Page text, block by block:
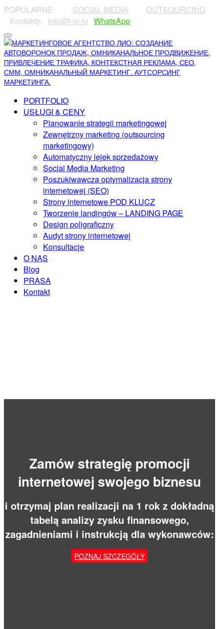
POPULARNE: SOCIAL MEDIA OUTSOURCING
⠀Kontakty:⠀ info@l-io.ru WhatsApp
PORTFOLIO
USŁUGI & CENY
Planowanie strategii marketingowej
Zewnętrzny marketing (outsourcing
marketingowy)
Automatyczny lejek sprzedażowy
Social Media Marketing
Poszukiwawcza optymalizacja strony
internetowej (SEO)
Strony internetowe POD KLUCZ
Tworzenie landingów – LANDING PAGE
Design poligraficzny
Audyt strony internetowej
Konsultacje
O NAS
Blog
PRASA
Kontakt
Zamów strategię promocji
internetowej swojego biznesu
i otrzymaj plan realizacji na 1 rok z dokładną
tabelą analizy zysku finansowego,
zagadnieniami i instrukcją dla wykonawców:
POZNAJ SZCZEGÓŁY